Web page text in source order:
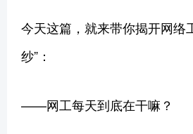
今天这篇，就来带你揭开网络
纱”：
——网工每天到底在干嘛？